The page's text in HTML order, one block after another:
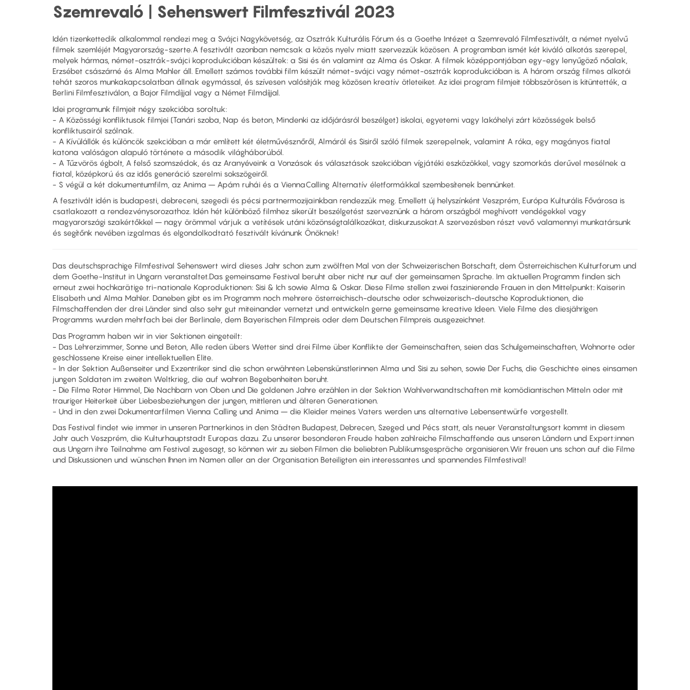
Szemrevaló | Sehenswert Filmfesztivál 2023
Idén tizenkettedik alkalommal rendezi meg a Svájci Nagykövetség, az Osztrák Kulturális Fórum és a Goethe Intézet a Szemrevaló Filmfesztivált, a német nyelvű
filmek szemléjét Magyarország-szerte.A fesztivált azonban nemcsak a közös nyelv miatt szervezzük közösen. A programban ismét két kiváló alkotás szerepel,
melyek hármas, német-osztrák-svájci koprodukcióban készültek: a Sisi és én valamint az Alma és Oskar. A filmek középpontjában egy-egy lenyűgöző nőalak,
Erzsébet császárné és Alma Mahler áll. Emellett számos további film készült német-svájci vagy német-osztrák koprodukcióban is. A három ország filmes alkotói
tehát szoros munkakapcsolatban állnak egymással, és szívesen valósítják meg közösen kreatív ötleteiket. Az idei program filmjeit többszörösen is kitüntették, a
Berlini Filmfesztiválon, a Bajor Filmdíjjal vagy a Német Filmdíjjal.
Idei programunk filmjeit négy szekcióba soroltuk:
- A Közösségi konfliktusok filmjei (Tanári szoba, Nap és beton, Mindenki az időjárásról beszélget) iskolai, egyetemi vagy lakóhelyi zárt közösségek belső
konfliktusairól szólnak.
- A Kívülállók és különcök szekcióban a már említett két életművésznőről, Almáról és Sisiről szóló filmek szerepelnek, valamint A róka, egy magányos fiatal
katona valóságon alapuló története a második világháborúból.
- A Tűzvörös égbolt, A felső szomszédok, és az Aranyéveink a Vonzások és választások szekcióban vígjátéki eszközökkel, vagy szomorkás derűvel mesélnek a
fiatal, középkorú és az idős generáció szerelmi sokszögeiről.
- S végül a két dokumentumfilm, az Anima – Apám ruhái és a ViennaCalling Alternatív életformákkal szembesítenek bennünket.
A fesztivált idén is budapesti, debreceni, szegedi és pécsi partnermozijainkban rendezzük meg. Emellett új helyszínként Veszprém, Európa Kulturális Fővárosa is
csatlakozott a rendezvénysorozathoz. Idén hét különböző filmhez sikerült beszélgetést szerveznünk a három országból meghívott vendégekkel vagy
magyarországi szakértőkkel – nagy örömmel várjuk a vetítések utáni közönségtalálkozókat, diskurzusokat.A szervezésben részt vevő valamennyi munkatársunk
és segítőnk nevében izgalmas és elgondolkodtató fesztivált kívánunk Önöknek!
Das deutschsprachige Filmfestival Sehenswert wird dieses Jahr schon zum zwölften Mal von der Schweizerischen Botschaft, dem Österreichischen Kulturforum und
dem Goethe-Institut in Ungarn veranstaltet.Das gemeinsame Festival beruht aber nicht nur auf der gemeinsamen Sprache. Im aktuellen Programm finden sich
erneut zwei hochkarätige tri-nationale Koproduktionen: Sisi & Ich sowie Alma & Oskar. Diese Filme stellen zwei faszinierende Frauen in den Mittelpunkt: Kaiserin
Elisabeth und Alma Mahler. Daneben gibt es im Programm noch mehrere österreichisch-deutsche oder schweizerisch-deutsche Koproduktionen, die
Filmschaffenden der drei Länder sind also sehr gut miteinander vernetzt und entwickeln gerne gemeinsame kreative Ideen. Viele Filme des diesjährigen
Programms wurden mehrfach bei der Berlinale, dem Bayerischen Filmpreis oder dem Deutschen Filmpreis ausgezeichnet.
Das Programm haben wir in vier Sektionen eingeteilt:
- Das Lehrerzimmer, Sonne und Beton, Alle reden übers Wetter sind drei Filme über Konflikte der Gemeinschaften, seien das Schulgemeinschaften, Wohnorte oder
geschlossene Kreise einer intellektuellen Elite.
- In der Sektion Außenseiter und Exzentriker sind die schon erwähnten Lebenskünstlerinnen Alma und Sisi zu sehen, sowie Der Fuchs, die Geschichte eines einsamen
jungen Soldaten im zweiten Weltkrieg, die auf wahren Begebenheiten beruht.
- Die Filme Roter Himmel, Die Nachbarn von Oben und Die goldenen Jahre erzählen in der Sektion Wahlverwandtschaften mit komödiantischen Mitteln oder mit
trauriger Heiterkeit über Liebesbeziehungen der jungen, mittleren und älteren Generationen.
- Und in den zwei Dokumentarfilmen Vienna Calling und Anima – die Kleider meines Vaters werden uns alternative Lebensentwürfe vorgestellt.
Das Festival findet wie immer in unseren Partnerkinos in den Städten Budapest, Debrecen, Szeged und Pécs statt, als neuer Veranstaltungsort kommt in diesem
Jahr auch Veszprém, die Kulturhauptstadt Europas dazu. Zu unserer besonderen Freude haben zahlreiche Filmschaffende aus unseren Ländern und Expert:innen
aus Ungarn ihre Teilnahme am Festival zugesagt, so können wir zu sieben Filmen die beliebten Publikumsgespräche organisieren.Wir freuen uns schon auf die Filme
und Diskussionen und wünschen Ihnen im Namen aller an der Organisation Beteiligten ein interessantes und spannendes Filmfestival!